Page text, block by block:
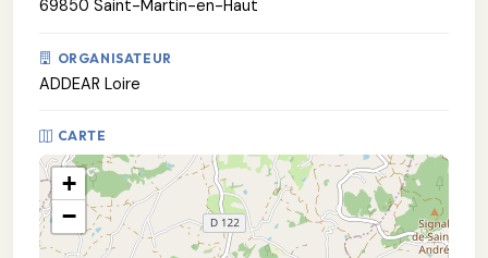
69850 Saint-Martin-en-Haut
ORGANISATEUR
ADDEAR Loire
CARTE
+
−